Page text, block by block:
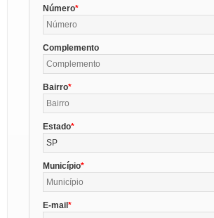
Número
Complemento
Bairro
Estado
SP
Município
E-mail